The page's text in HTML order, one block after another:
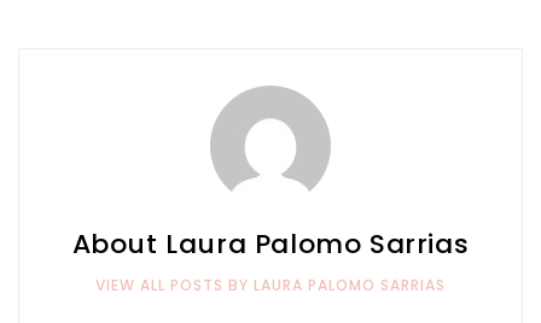
About Laura Palomo Sarrias
VIEW ALL POSTS BY LAURA PALOMO SARRIAS